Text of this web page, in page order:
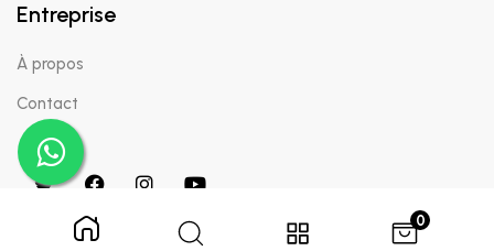
0
Entreprise
À propos
Contact